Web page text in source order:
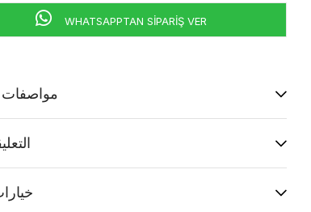
WHATSAPPTAN SİPARİŞ VER
مواصفات